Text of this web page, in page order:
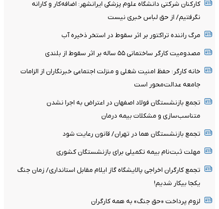
کارکنان شرکتی دانشگاه علوم پزشکی ایرانشهر: اضافه‌کار و کارانه
نگرفتیم/ از حق لباس خبری نیست
مرگ راننده تراکتور بر اثر سقوط در استخر ذخیره آب
مصدومیت کارگر ساختمانی ۵۵ ساله بر اثر سقوط از بلندی
خانه کارگر: حفظ امنیت شغلی و منزلت اجتماعی خبرنگاران از الزامات
جامعه عدالت‌محور است
تجمع بازنشستگان فولاد اصفهان در اعتراض به اجرا نشدن
متناسب‌سازی و مشکلات بیمه درمان
تجمع بازنشستگان هما در تهران/ قانون رعایت شود
مهلت ثبت‌نام بیمه تکمیلی برای بازنشستگان کشوری
تجمع کارگران اخراجی پالایشگاه گاز ایلام مقابل استانداری/ زمان جنگ
یکجا بیکار شدیم!
لزوم پرداخت «حق جنگ» به همه کارگران